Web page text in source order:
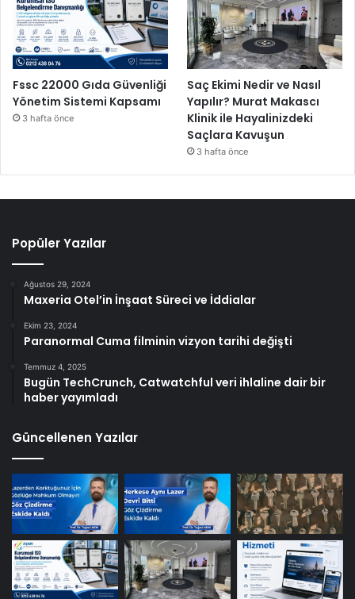
Fssc 22000 Gıda Güvenliği
Yönetim Sistemi Kapsamı
3 hafta önce
Saç Ekimi Nedir ve Nasıl
Yapılır? Murat Makascı
Klinik ile Hayalinizdeki
Saçlara Kavuşun
3 hafta önce
Popüler Yazılar
Ağustos 29, 2024
Maxeria Otel’in İnşaat Süreci ve İddialar
Ekim 23, 2024
Paranormal Cuma filminin vizyon tarihi değişti
Temmuz 4, 2025
Bugün TechCrunch, Catwatchful veri ihlaline dair bir
haber yayımladı
Güncellenen Yazılar